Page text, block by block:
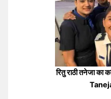
रितु राठी तनेजा